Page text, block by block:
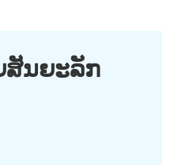
ນຍະລັກ